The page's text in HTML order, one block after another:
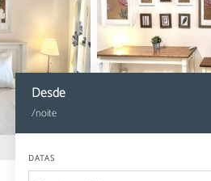
Desde
/noite
DATAS